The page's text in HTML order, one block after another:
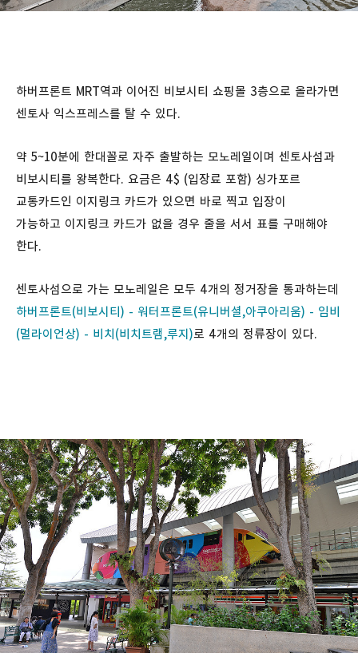
하버프론트 MRT역과 이어진 비보시티 쇼핑몰 3층으로 올라가면
센토사 익스프레스를 탈 수 있다.
약 5~10분에 한대꼴로 자주 출발하는 모노레일이며 센토사섬과
비보시티를 왕복한다. 요금은 ​4$ (입장료 포함) 싱가포르
교통카드인 이지링크 카드가 있으면 바로 찍고 입장이
가능하고 이지링크 카드가 없을 경우 줄을 서서 표를 구매해야
한다.
센토사섬으로 가는 모노레일은 모두 4개의 정거장을 통과하는데
하버프론트(비보시티) - 워터프론트(유니버셜,아쿠아리움) - 임비
(멀라이언상) - ​비치(비치트램,루지)로 4개의 정류장이 있다.